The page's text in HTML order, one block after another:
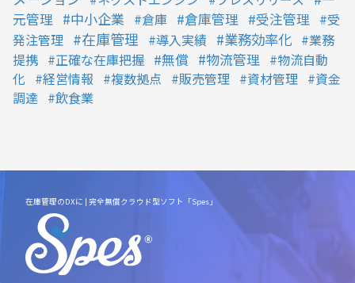
元管理
中小企業 倉庫 倉庫管理 受注管理
受
発注管理
在庫管理 導入実績 業務効率化
業務
提携
正確な在庫把握 無償 物流管理
物流自動
化
経営情報 複数拠点 販売管理 資材管理
資金
調達
飲食業
在庫管理のDXに | 完全無償クラウド型ソフト「Spes」